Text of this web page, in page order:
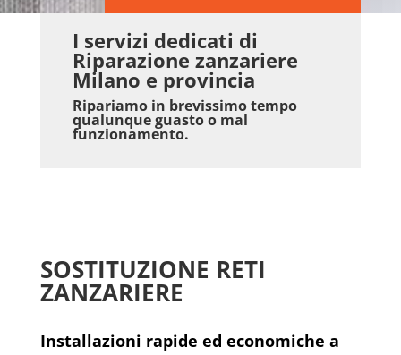
I servizi dedicati di
Riparazione zanzariere
Milano e provincia
Ripariamo in brevissimo tempo
qualunque guasto o mal
funzionamento.
SOSTITUZIONE RETI
ZANZARIERE
Installazioni rapide ed economiche a